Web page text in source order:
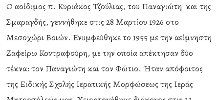
Ο αοίδιμος π. Κυριάκος Τζούλιας, του Παναγιώτη και της
Σμαραγδής, γεννήθηκε στις 28 Μαρτίου 1926 στο
Μεσοχώρι Βοιών. Ενυμφεύθηκε το 1955 με την αείμνηστη
Ζαφείρω Κοντραφούρη, με την οποία απέκτησαν δύο
τέκνα: τον Παναγιώτη και τον Φώτιο. Ήταν απόφοιτος
της Ειδικής Σχολής Ιερατικής Μορφώσεως της Ιεράς